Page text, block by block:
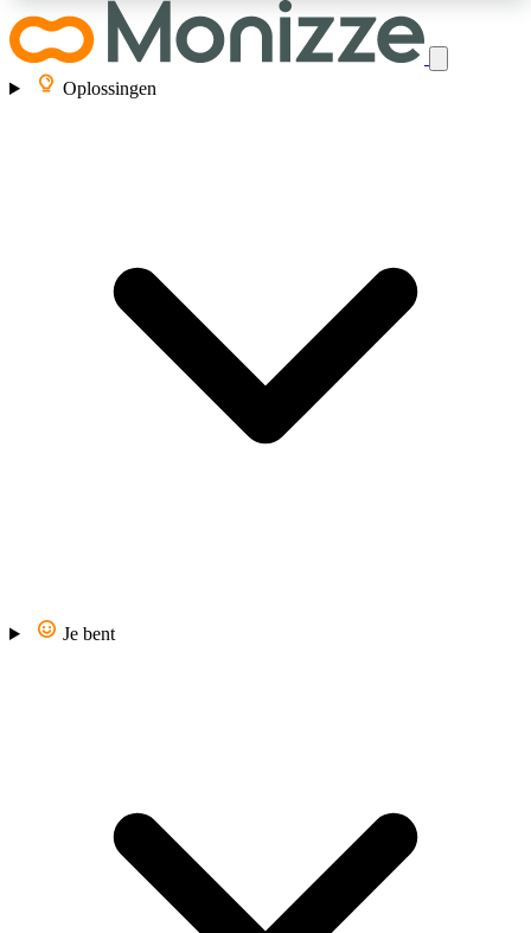
Oplossingen
Je bent